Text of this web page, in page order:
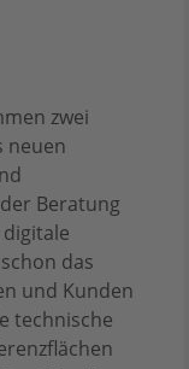
zwei
neuen
Beratung
das
und Kunden
technische